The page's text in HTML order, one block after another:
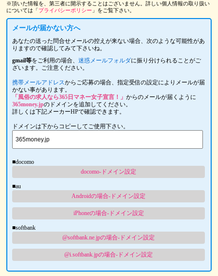
※頂いた情報を、第三者に開示することはございません。詳しい個人情報の取り扱い
については「プライバシーポリシー 」をご覧下さい。
メールが届かない方へ
あなたの送った問合せメールの控えが来ない場合、次のような可能性があ
りますので確認してみて下さいね。
gmail等をご利用の場合、迷惑メールフォルダに振り分けられることがご
ざいます。ご注意ください。
携帯メールアドレスからご応募の場合、指定受信の設定によりメールが届
かない事があります。
「風俗の求人なら365日マネー女子宣言！」からのメールが届くように
365money.jpのドメインを追加してください。
詳しくは下記メーカーHPで確認できます。
ドメインは下からコピーしてご使用下さい。
■docomo
docomo-ドメイン設定
■au
Androidの場合-ドメイン設定
iPhoneの場合-ドメイン設定
■softbank
@softbank.ne.jpの場合-ドメイン設定
@i.softbank.jpの場合-ドメイン設定